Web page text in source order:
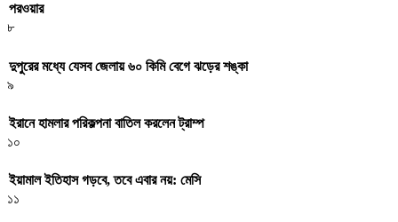
পরওয়ার
৮
দুপুরের মধ্যে যেসব জেলায় ৬০ কিমি বেগে ঝড়ের শঙ্কা
৯
ইরানে হামলার পরিকল্পনা বাতিল করলেন ট্রাম্প
১০
ইয়ামাল ইতিহাস গড়বে, তবে এবার নয়: মেসি
১১